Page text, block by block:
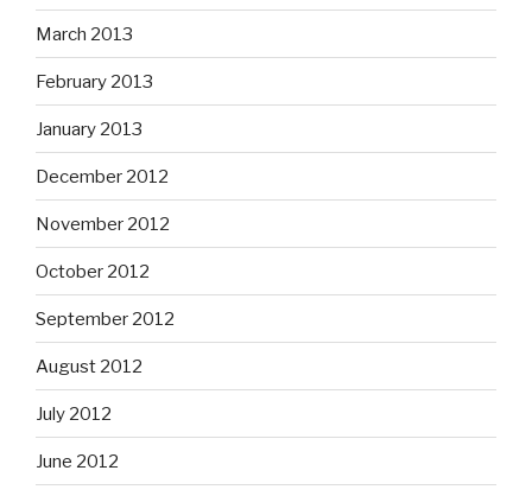
March 2013
February 2013
January 2013
December 2012
November 2012
October 2012
September 2012
August 2012
July 2012
June 2012